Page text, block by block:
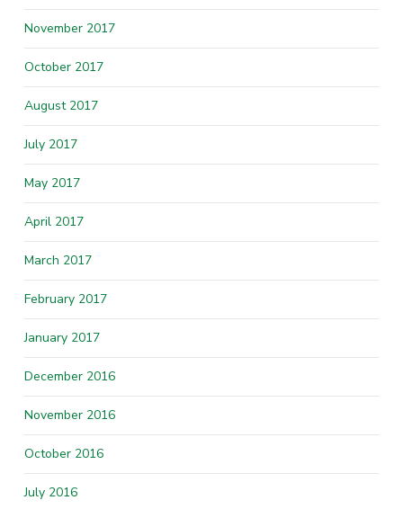
November 2017
October 2017
August 2017
July 2017
May 2017
April 2017
March 2017
February 2017
January 2017
December 2016
November 2016
October 2016
July 2016